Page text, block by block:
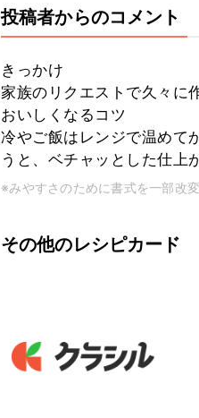
投稿者からのコメント
きっかけ
家族のリクエストで久々に
おいしくなるコツ
冷やご飯はレンジで温めて
うと、ベチャッとした仕上
※みやすさのために書式を一部改変
その他のレシピカード